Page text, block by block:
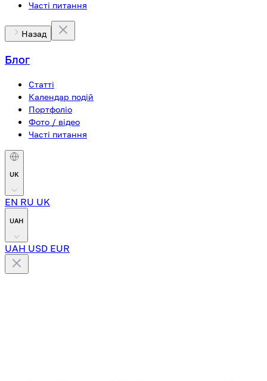
Часті питання
Назад
Блог
Статті
Календар подій
Портфоліо
Фото / відео
Часті питання
UK
EN RU UK
UAH
UAH USD EUR